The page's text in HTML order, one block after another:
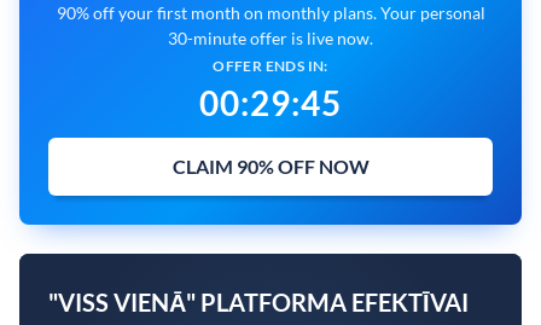
90% off your first month on monthly plans. Your personal
30-minute offer is live now.
OFFER ENDS IN:
00:29:44
CLAIM 90% OFF NOW
"VISS VIENĀ" PLATFORMA EFEKTĪVAI